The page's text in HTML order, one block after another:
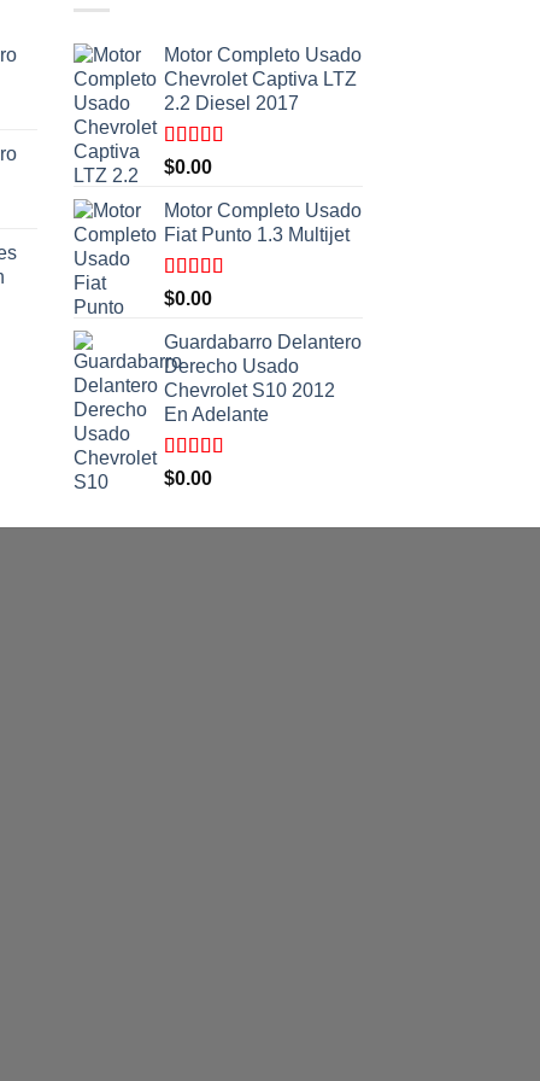
Motor Completo Usado
Chevrolet Captiva LTZ
2.2 Diesel 2017
Valorado
con
5
$0.00
Motor Completo Usado
Fiat Punto 1.3 Multijet
Valorado
con
5
$0.00
Guardabarro Delantero
Derecho Usado
Chevrolet S10 2012
En Adelante
Valorado
con
$0.00